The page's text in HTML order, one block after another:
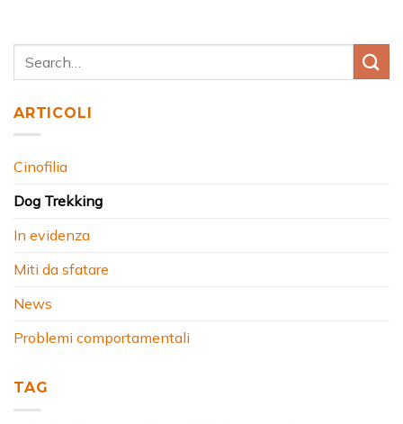
ARTICOLI
Cinofilia
Dog Trekking
In evidenza
Miti da sfatare
News
Problemi comportamentali
TAG